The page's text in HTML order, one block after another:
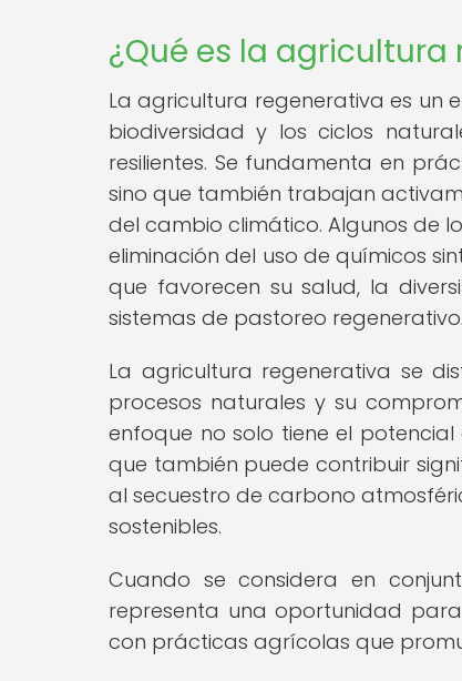
¿Qué es la agricultura
La agricultura regenerativa es un
biodiversidad y los ciclos
resilientes. Se fundamenta en
sino que también trabajan
del cambio climático. Algunos de
eliminación del uso de químicos
que favorecen su salud, la
sistemas de pastoreo regenerativo.
La agricultura regenerativa se
procesos naturales y su
enfoque no solo tiene el
que también puede contribuir
al secuestro de carbono
sostenibles.
Cuando se considera en
representa una oportunidad
con prácticas agrícolas que